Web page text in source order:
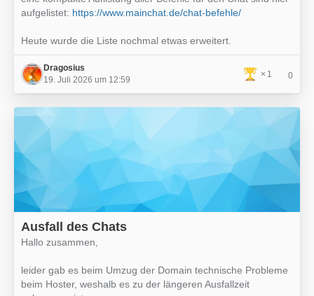
aufgelistet: https://www.mainchat.de/chat-befehle/
Heute wurde die Liste nochmal etwas erweitert.
Dragosius
19. Juli 2026 um 12:59
1 0
Ausfall des Chats
Hallo zusammen,
leider gab es beim Umzug der Domain technische Probleme
beim Hoster, weshalb es zu der längeren Ausfallzeit